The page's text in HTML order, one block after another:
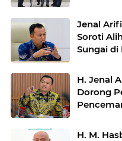
Jenal Arifin : Pansus XV DPRD
Soroti
Sungai di
H. Jenal
Dorong
H. M.